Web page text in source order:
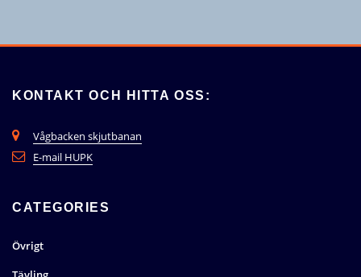
KONTAKT OCH HITTA OSS:
Vågbacken skjutbanan
E-mail HUPK
CATEGORIES
Övrigt